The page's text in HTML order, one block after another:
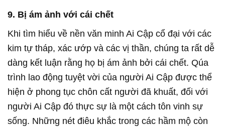
9. Bị ám ảnh với cái chết
Khi tìm hiểu về nền văn minh Ai Cập cổ đại với các
kim tự tháp, xác ướp và các vị thần, chúng ta rất dễ
dàng kết luận rằng họ bị ám ảnh bởi cái chết. Qúa
trình lao động tuyệt vời của người Ai Cập được thể
hiện ở phong tục chôn cất người đã khuất, đối với
người Ai Cập đó thực sự là một cách tôn vinh sự
sống. Những nét điêu khắc trong các hầm mộ còn